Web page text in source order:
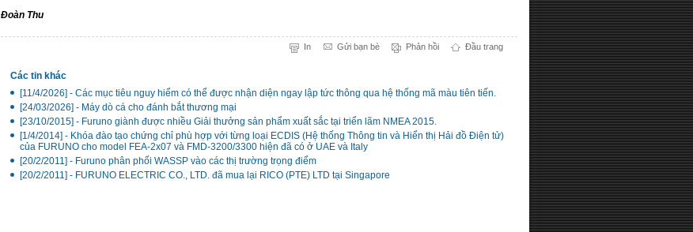
Đoàn Thu
In Gửi bạn bè Phản hồi Đầu trang
Các tin khác
[11/4/2026] - Các mục tiêu nguy hiểm có thể được nhận diện ngay lập tức thông qua hệ thống mã màu tiên tiến.
[24/03/2026] - Máy dò cá cho đánh bắt thương mại
[23/10/2015] - Furuno giành được nhiều Giải thưởng sản phẩm xuất sắc tại triển lãm NMEA 2015.
[1/4/2014] - Khóa đào tạo chứng chỉ phù hợp với từng loại ECDIS (Hệ thống Thông tin và Hiển thị Hải đồ Điện tử)
của FURUNO cho model FEA-2x07 và FMD-3200/3300 hiện đã có ở UAE và Italy
[20/2/2011] - Furuno phân phối WASSP vào các thị trường trọng điểm
[20/2/2011] - FURUNO ELECTRIC CO., LTD. đã mua lại RICO (PTE) LTD tại Singapore